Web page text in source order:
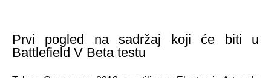
Prvi pogled na sadržaj koji će biti u
Battlefield V Beta testu